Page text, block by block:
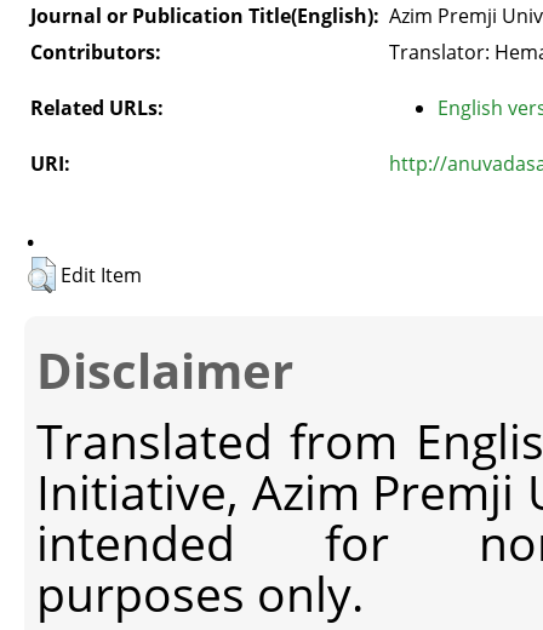
Journal or Publication Title(English): Azim Premji
Contributors:
Translator:
Related URLs: English
URI: http://
.
Edit Item
Disclaimer
Translated from
Initiative, Azim Premji
intended for non-
purposes only.